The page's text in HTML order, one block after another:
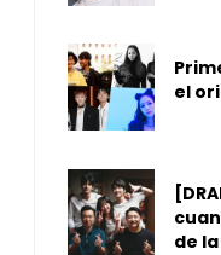
el
de